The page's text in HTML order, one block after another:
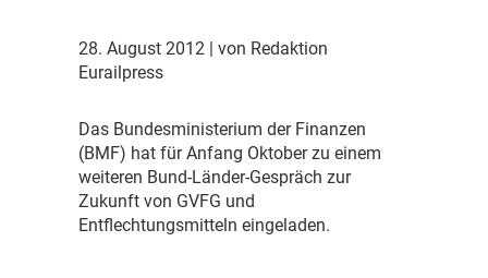
28. August 2012
| von Redaktion
Eurailpress
Das Bundesministerium der Finanzen
(BMF) hat für Anfang Oktober zu einem
weiteren Bund-Länder-Gespräch zur
Zukunft von GVFG und
Entflechtungsmitteln eingeladen.